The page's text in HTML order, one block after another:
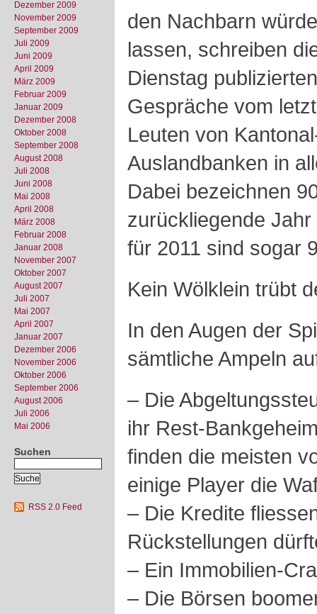
Dezember 2009
November 2009
September 2009
Juli 2009
Juni 2009
April 2009
März 2009
Februar 2009
Januar 2009
Dezember 2008
Oktober 2008
September 2008
August 2008
Juli 2008
Juni 2008
Mai 2008
April 2008
März 2008
Februar 2008
Januar 2008
November 2007
Oktober 2007
August 2007
Juli 2007
Mai 2007
April 2007
Januar 2007
Dezember 2006
November 2006
Oktober 2006
September 2006
August 2006
Juli 2006
Mai 2006
Suchen
RSS 2.0 Feed
den Nachbarn
lassen, schreiben
Dienstag
Gespräche vom
Leuten von
Auslandbanken in
Dabei bezeichnen
zurückliegende
für 2011 sind sogar
Kein Wölklein trübt
In den Augen der
sämtliche Ampeln
– Die
ihr Rest-
finden die meisten
einige Player die
– Die Kredite
Rückstellungen
– Ein Immobilien-
– Die Börsen